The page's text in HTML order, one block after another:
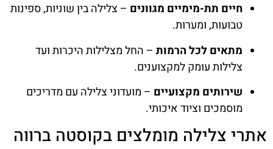
חיים תת-מימיים מגוונים – צלילה בין שוניות, ספינות
טבועות, ומערות.
מתאים לכל הרמות – החל מצלילות היכרות ועד
צלילות עומק למקצוענים.
שירותים מקצועיים – מועדוני צלילה עם מדריכים
מוסמכים וציוד איכותי.
אתרי צלילה מומלצים בקוסטה ברווה